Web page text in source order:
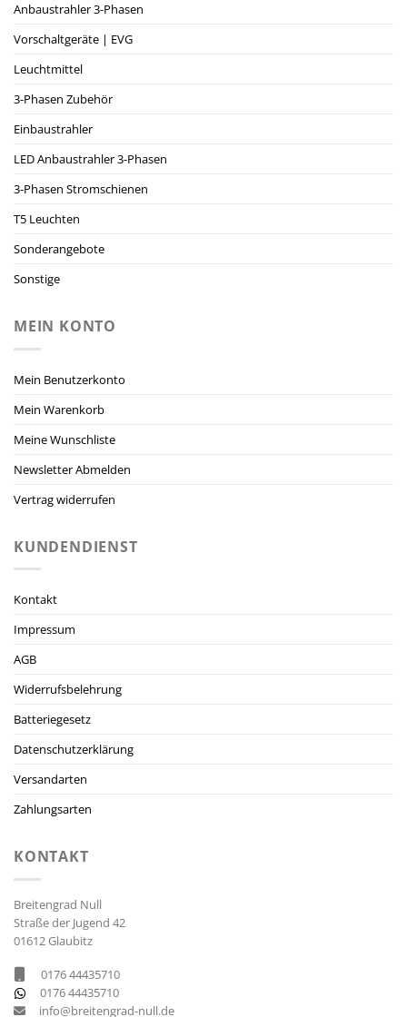
Anbaustrahler 3-Phasen
Vorschaltgeräte | EVG
Leuchtmittel
3-Phasen Zubehör
Einbaustrahler
LED Anbaustrahler 3-Phasen
3-Phasen Stromschienen
T5 Leuchten
Sonderangebote
Sonstige
MEIN KONTO
Mein Benutzerkonto
Mein Warenkorb
Meine Wunschliste
Newsletter Abmelden
Vertrag widerrufen
KUNDENDIENST
Kontakt
Impressum
AGB
Widerrufsbelehrung
Batteriegesetz
Datenschutzerklärung
Versandarten
Zahlungsarten
KONTAKT
Breitengrad Null
Straße der Jugend 42
01612 Glaubitz
0176 44435710
0176 44435710
info@breitengrad-null.de